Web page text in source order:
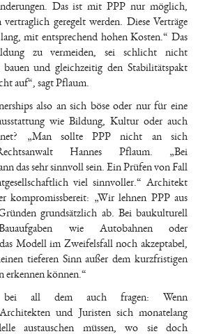
Das ist mit PPP nur möglich,
geregelt werden. Diese Verträge
mit entsprechend hohen Kosten.“ Das
zu vermeiden, sei schlicht nicht
bauen und gleichzeitig den Stabilitätspakt
auf“, sagt Pflaum.
also an sich böse oder nur für eine
wie Bildung, Kultur oder auch
„Man sollte PPP nicht an sich
Hannes Pflaum. „Bei
das sehr sinnvoll sein. Ein Prüfen von Fall
viel sinnvoller.“ Architekt
kompromissbereit: „Wir lehnen PPP aus
grundsätzlich ab. Bei baukulturell
wie Autobahnen oder
Modell im Zweifelsfall noch akzeptabel,
tieferen Sinn außer dem kurzfristigen
erkennen können.“
all dem auch fragen: Wenn
und Juristen sich monatelang
austauschen müssen, wo sie doch